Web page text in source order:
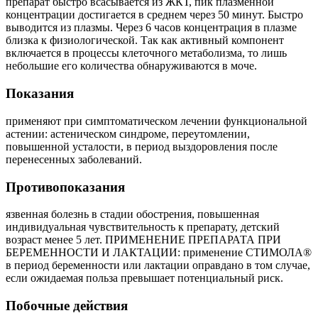
концентрации достигается в среднем через 50 минут. Быстро
выводится из плазмы. Через 6 часов концентрация в плазме
близка к физиологической. Так как активный компонент
включается в процессы клеточного метаболизма, то лишь
небольшие его количества обнаруживаются в моче.
Показания
применяют при симптоматическом лечении функциональной
астении: астеническом синдроме, переутомлении,
повышенной усталости, в период выздоровления после
перенесенных заболеваний.
Противопоказания
язвенная болезнь в стадии обострения, повышенная
индивидуальная чувствительность к препарату, детский
возраст менее 5 лет. ПРИМЕНЕНИЕ ПРЕПАРАТА ПРИ
БЕРЕМЕННОСТИ И ЛАКТАЦИИ: применение СТИМОЛА®
в период беременности или лактации оправдано в том случае,
если ожидаемая польза превышает потенциальный риск.
Побочные действия